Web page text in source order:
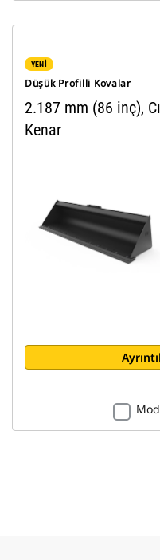
YENİ
Düşük Profilli Kovalar
2.187 mm (86 inç),
Kenar